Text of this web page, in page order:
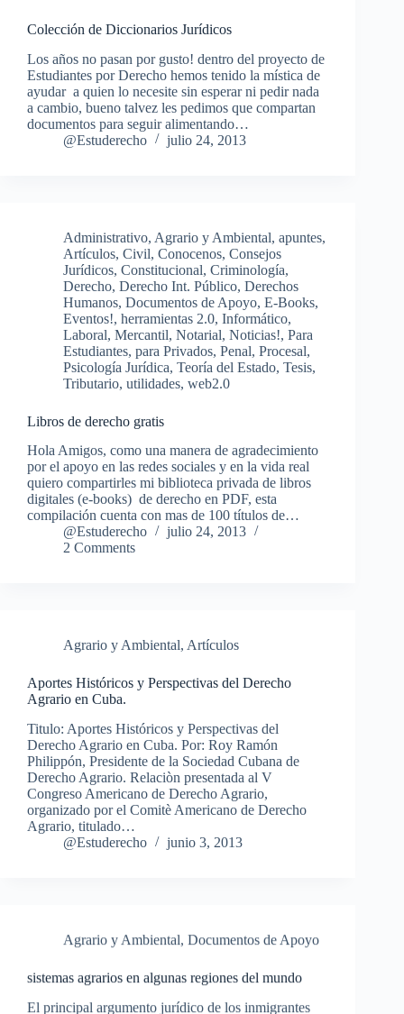
Colección de Diccionarios Jurídicos
Los años no pasan por gusto! dentro del proyecto de
Estudiantes por Derecho hemos tenido la mística de
ayudar a quien lo necesite sin esperar ni pedir nada
a cambio, bueno talvez les pedimos que compartan
documentos para seguir alimentando…
@Estuderecho
julio 24, 2013
Administrativo, Agrario y Ambiental, apuntes,
Artículos, Civil, Conocenos, Consejos
Jurídicos, Constitucional, Criminología,
Derecho, Derecho Int. Público, Derechos
Humanos, Documentos de Apoyo, E-Books,
Eventos!, herramientas 2.0, Informático,
Laboral, Mercantil, Notarial, Noticias!, Para
Estudiantes, para Privados, Penal, Procesal,
Psicología Jurídica, Teoría del Estado, Tesis,
Tributario, utilidades, web2.0
Libros de derecho gratis
Hola Amigos, como una manera de agradecimiento
por el apoyo en las redes sociales y en la vida real
quiero compartirles mi biblioteca privada de libros
digitales (e-books) de derecho en PDF, esta
compilación cuenta con mas de 100 títulos de…
@Estuderecho
julio 24, 2013
2 Comments
Agrario y Ambiental, Artículos
Aportes Históricos y Perspectivas del Derecho
Agrario en Cuba.
Titulo: Aportes Históricos y Perspectivas del
Derecho Agrario en Cuba. Por: Roy Ramón
Philippón, Presidente de la Sociedad Cubana de
Derecho Agrario. Relaciòn presentada al V
Congreso Americano de Derecho Agrario,
organizado por el Comitè Americano de Derecho
Agrario, titulado…
@Estuderecho
junio 3, 2013
Agrario y Ambiental, Documentos de Apoyo
sistemas agrarios en algunas regiones del mundo
El principal argumento jurídico de los inmigrantes